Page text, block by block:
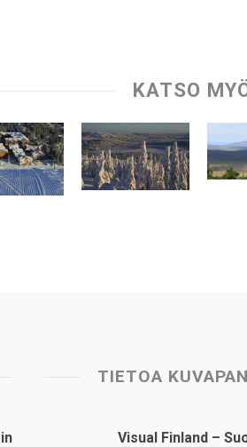
KATSO
TIETOA
Visual Finland –